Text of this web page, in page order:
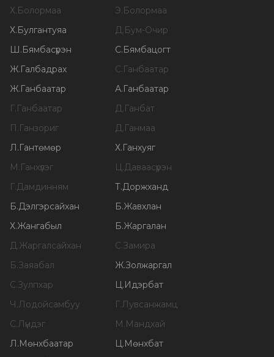
Х.Болормаа Э.Болормаа
Х.Булгантуяа Д.Бум-Очир
Ш.Бямбасүрэн С.Бямбацогт
Ж.Галбадрах С.Ганбаатар
Ж.Ганбаатар А.Ганбаатар
Г.Ганбаатар Д.Ганбат
П.Ганзориг Д.Ганмаа
Л.Гантөмөр Х.Ганхуяг
М.Ганхүлэг Ц.Даваасүрэн
Г.Дамдинням Т.Доржханд
Б.Дэлгэрсайхан Б.Жавхлан
Х.Жангабыл Б.Жаргалан
Д.Жаргалсайхан С.Замира
Б.Заяабал Ж.Золжаргал
С.Зулпхар Ц.Идэрбат
Ч.Лодойсамбуу Г.Лувсанжамц
С.Лүндэг М.Мандхай
Л.Мөнхбаатар Ц.Мөнхбат